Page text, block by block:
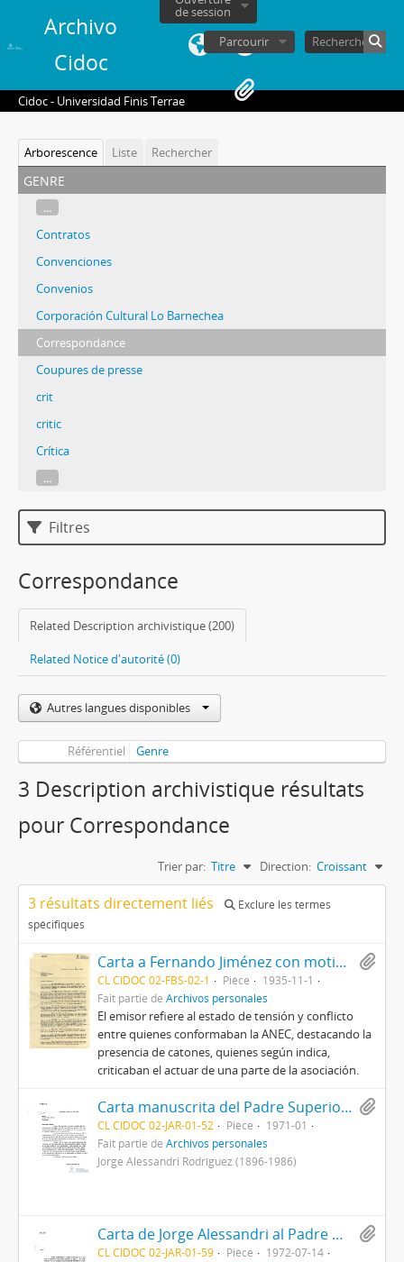
Archivo
Cidoc
de session
Parcourir
Cidoc - Universidad Finis Terrae
Arborescence Liste Rechercher
genre
...
Contratos
Convenciones
Convenios
Corporación Cultural Lo Barnechea
Correspondance
Coupures de presse
crit
critic
Crítica
...
Filtres
Correspondance
Related Description archivistique (200)
Related Notice d'autorité (0)
Autres langues disponibles
Référentiel Genre
3 Description archivistique résultats
pour Correspondance
Trier par: Titre Direction: Croissant
3 résultats directement liés
Exclure les termes
spécifiques
Carta a Fernando Jiménez con motivo de problematizar el estado de la ANEC
CL CIDOC 02-FBS-02-1 Pièce
1935-11-1
Fait partie deArchivos personales
El emisor refiere al estado de tensión y conflicto
entre quienes conformaban la ANEC, destacando la
presencia de catones, quienes según indica,
criticaban el actuar de una parte de la asociación.
Carta manuscrita del Padre Superior de la fraternidad Capuccina de agradecimiento por los gastos realizados para el tratamiento médico de un miembro de la fraternidad
CL CIDOC 02-JAR-01-52 Pièce
1971-01
Fait partie deArchivos personales
Jorge Alessandri Rodríguez (1896-1986)
Carta de Jorge Alessandri al Padre Gustavo Le Paige
CL CIDOC 02-JAR-01-59 Pièce
1972-07-14